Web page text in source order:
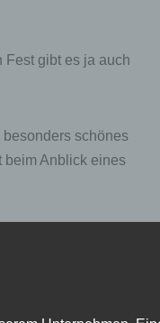
Fest gibt es ja auch
schönes
beim Anblick eines
Hochzeit ist ja ein
begehen